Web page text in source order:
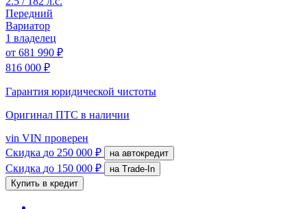
Передний
Вариатор
1 владелец
от 681 990 ₽
816 000 ₽
Гарантия юридической чистоты
Оригинал ПТС в наличии
vin VIN проверен
Скидка до 250 000 ₽ на автокредит
Скидка до 150 000 ₽
на Trade-In
Купить в кредит